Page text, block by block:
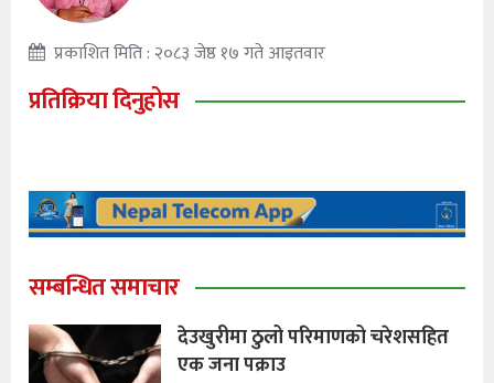
प्रकाशित मिति : २०८३ जेष्ठ १७ गते आइतवार
प्रतिक्रिया दिनुहोस
सम्बन्धित समाचार
देउखुरीमा ठुलो परिमाणको चरेशसहित
एक जना पक्राउ